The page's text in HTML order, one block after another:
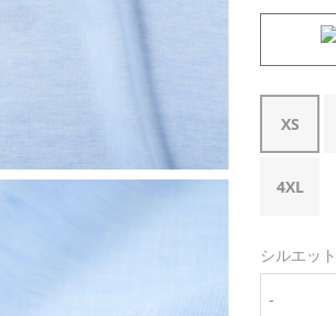
XS
4XL
シルエット